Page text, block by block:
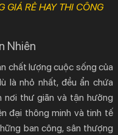
GIÁ RẺ HAY THI CÔNG
Nhiên
chất lượng cuộc sống của
là nhỏ nhất, đều ẩn chứa
nơi thư giãn và tận hưởng
đại thông minh và tinh tế
ban công, sân thượng